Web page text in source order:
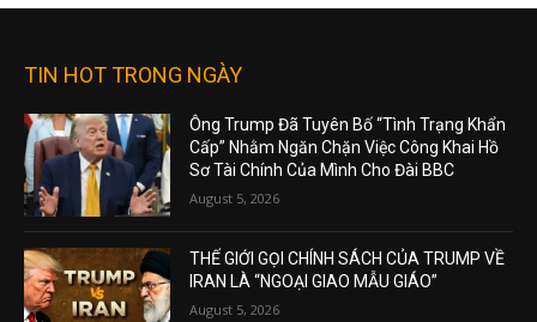
TIN HOT TRONG NGÀY
Ông Trump Đã Tuyên Bố “Tình Trạng Khẩn
Cấp” Nhằm Ngăn Chặn Việc Công Khai Hồ
Sơ Tài Chính Của Mình Cho Đài BBC
August 5, 2026
THẾ GIỚI GỌI CHÍNH SÁCH CỦA TRUMP VỀ
IRAN LÀ “NGOẠI GIAO MẪU GIÁO”
August 5, 2026